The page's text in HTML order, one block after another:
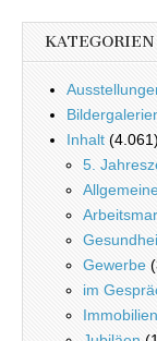
KATEGORIEN
Inhalt (4.061)
5.
Gewerbe
im
Immobilien